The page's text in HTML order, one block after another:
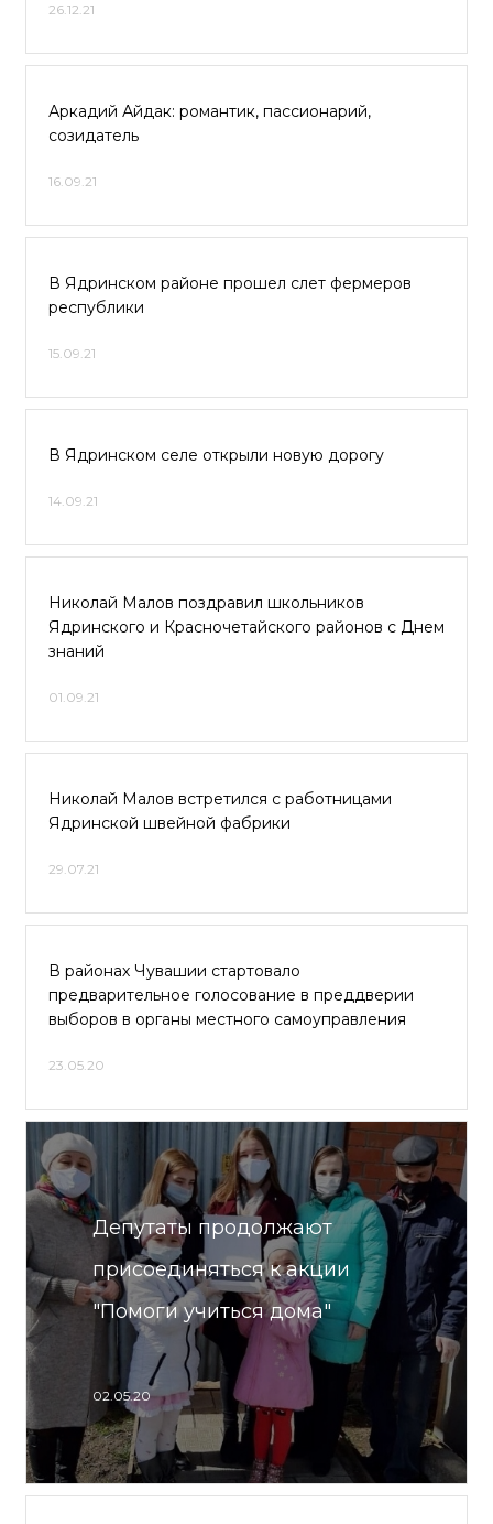
26.12.21
Аркадий Айдак: романтик, пассионарий,
созидатель
16.09.21
В Ядринском районе прошел слет фермеров
республики
15.09.21
В Ядринском селе открыли новую дорогу
14.09.21
Николай Малов поздравил школьников
Ядринского и Красночетайского районов с Днем
знаний
01.09.21
Николай Малов встретился с работницами
Ядринской швейной фабрики
29.07.21
В районах Чувашии стартовало
предварительное голосование в преддверии
выборов в органы местного самоуправления
23.05.20
Депутаты продолжают
присоединяться к акции
"Помоги учиться дома"
02.05.20